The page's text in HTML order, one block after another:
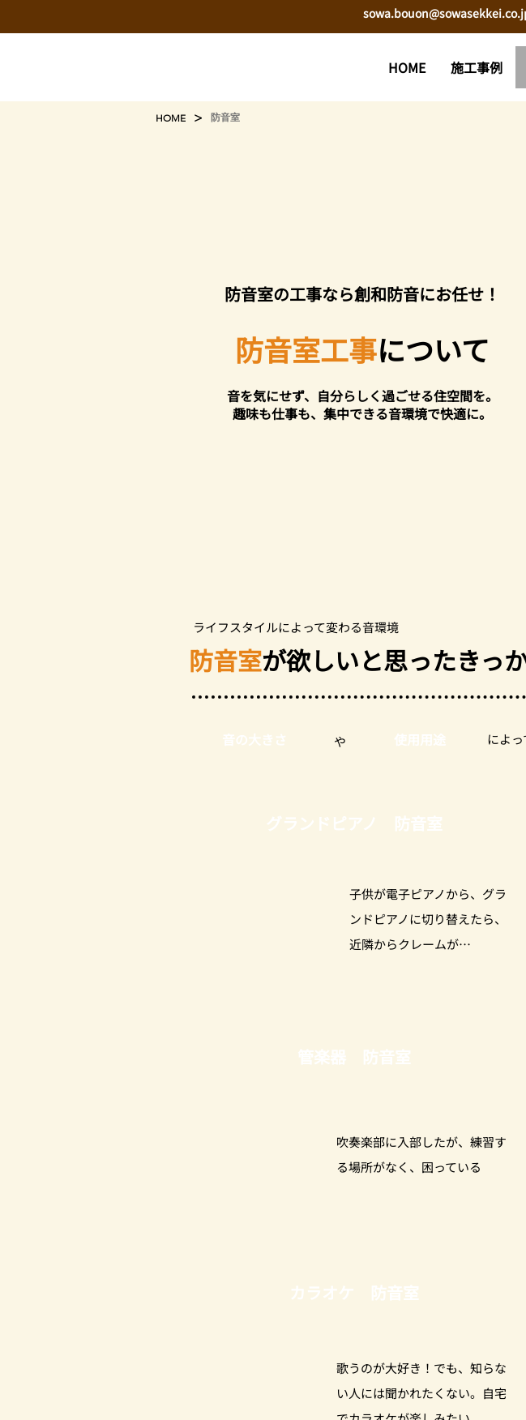
HOME 施工事例
​防音室の工事なら創和防音にお任せ！
防音室工事について
音を気にせず、自分らしく過ごせる住空間を。
趣味も仕事も、集中できる音環境で快適に。
​防音室が欲しいと思ったきっ
ライフスタイルによって変わる音環境
グランドピアノ 防音室
子供が電子ピアノから、グラ
ンドピアノに切り替えたら、
近隣からクレームが…
音の大きさ 使用用途
や によ
管楽器 防音室
​吹奏楽部に入部したが、練習す
る場所がなく、困っている
カラオケ 防音室
歌うのが大好き！でも、知らな
い人には聞かれたくない。自宅
HOME > 防音室